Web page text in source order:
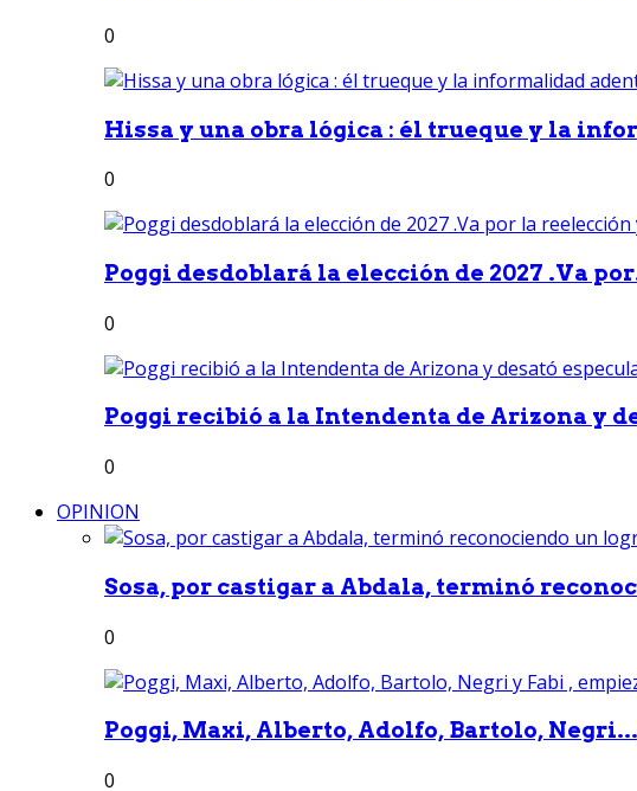
0
Hissa y una obra lógica : él trueque y la
0
Poggi desdoblará la elección de 2027 .Va
0
Poggi recibió a la Intendenta de Arizona y
0
OPINION
Sosa, por castigar a Abdala, terminó
0
Poggi, Maxi, Alberto, Adolfo, Bartolo, Negri...
0